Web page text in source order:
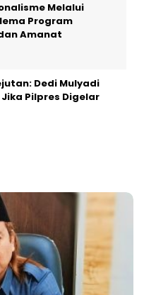
Melalui
Program
Amanat
Dedi Mulyadi
Jika Pilpres Digelar